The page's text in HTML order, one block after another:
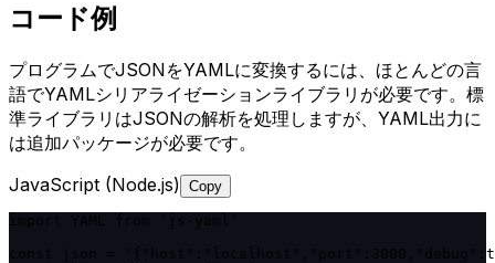
コード例
プログラムでJSONをYAMLに変換するには、ほとんどの言
語でYAMLシリアライゼーションライブラリが必要です。標
準ライブラリはJSONの解析を処理しますが、YAML出力に
は追加パッケージが必要です。
JavaScript (Node.js) Copy
const json =